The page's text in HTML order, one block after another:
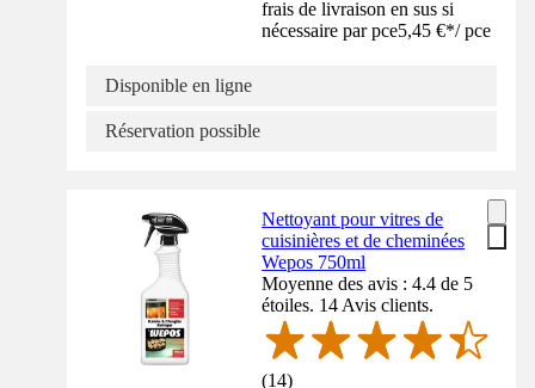
frais de livraison en sus si
nécessaire par pce5,45 €*/ pce
Disponible en ligne
Réservation possible
Nettoyant pour vitres de
cuisinières et de cheminées
Wepos 750ml
Moyenne des avis : 4.4 de 5
étoiles. 14 Avis clients.
(14)